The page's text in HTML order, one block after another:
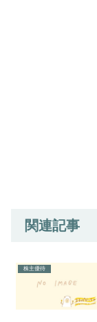
関連記事
株主優待